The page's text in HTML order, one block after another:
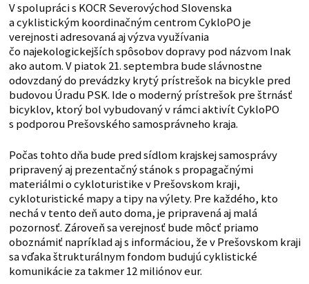
V spolupráci s KOCR Severovýchod Slovenska
a cyklistickým koordinačným centrom CykloPO je
verejnosti adresovaná aj výzva využívania
čo najekologickejších spôsobov dopravy pod názvom Inak
ako autom. V piatok 21. septembra bude slávnostne
odovzdaný do prevádzky krytý prístrešok na bicykle pred
budovou Úradu PSK. Ide o moderný prístrešok pre štrnásť
bicyklov, ktorý bol vybudovaný v rámci aktivít CykloPO
s podporou Prešovského samosprávneho kraja.
Počas tohto dňa bude pred sídlom krajskej samosprávy
pripravený aj prezentačný stánok s propagačnými
materiálmi o cykloturistike v Prešovskom kraji,
cykloturistické mapy a tipy na výlety. Pre každého, kto
nechá v tento deň auto doma, je pripravená aj malá
pozornosť. Zároveň sa verejnosť bude môcť priamo
oboznámiť napríklad aj s informáciou, že v Prešovskom kraji
sa vďaka štrukturálnym fondom budujú cyklistické
komunikácie za takmer 12 miliónov eur.